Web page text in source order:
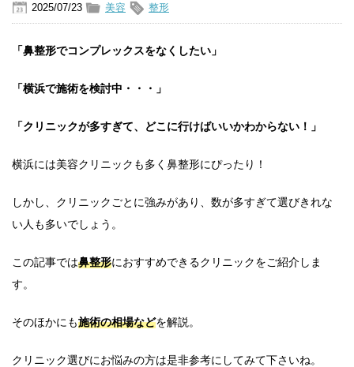
2025/07/23 美容 整形
「鼻整形でコンプレックスをなくしたい」
「横浜で施術を検討中・・・」
「クリニックが多すぎて、どこに行けばいいかわからない！」
横浜には美容クリニックも多く鼻整形にぴったり！
しかし、クリニックごとに強みがあり、数が多すぎて選びきれな
い人も多いでしょう。
この記事では鼻整形におすすめできるクリニックをご紹介しま
す。
そのほかにも施術の相場などを解説。
クリニック選びにお悩みの方は是非参考にしてみて下さいね。